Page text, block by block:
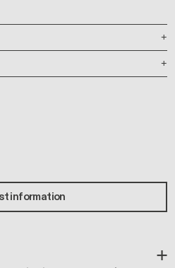
information